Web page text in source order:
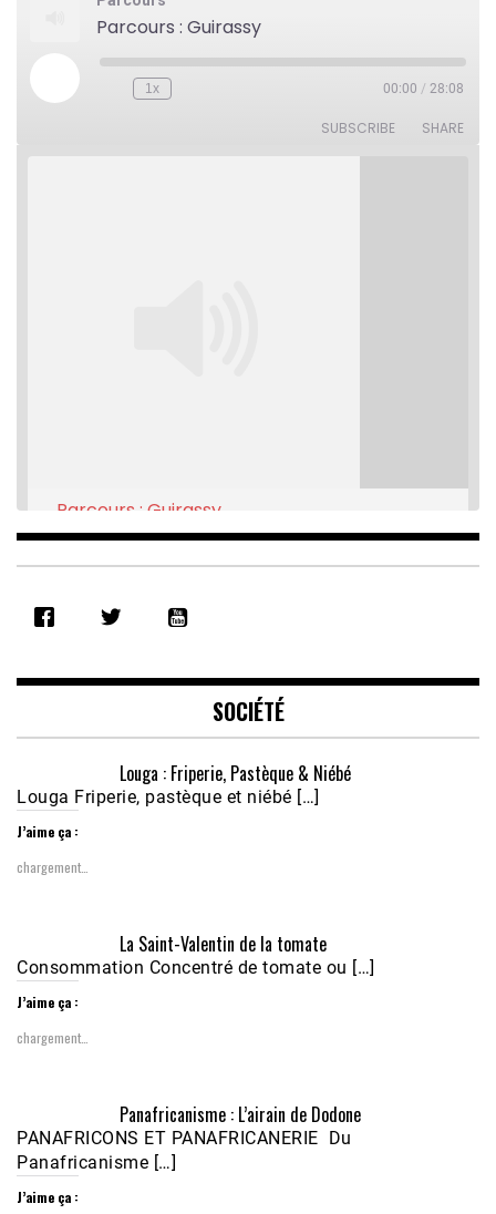
Parcours : Guirassy
Play
Episode
Rewind
1x 00:00 / 28:08
SUBSCRIBE SHARE
RSS FEED
EMBED
Parcours : Guirassy
Feb 16, 2021 • 28:08
Nobana (Podologue)
Feb 24, 2021 • 28mn
SOCIÉTÉ
Louga : Friperie, Pastèque & Niébé
Louga Friperie, pastèque et niébé […]
J’aime ça :
chargement…
La Saint-Valentin de la tomate
Consommation Concentré de tomate ou […]
J’aime ça :
chargement…
Panafricanisme : L’airain de Dodone
PANAFRICONS ET PANAFRICANERIE Du
Panafricanisme […]
J’aime ça :